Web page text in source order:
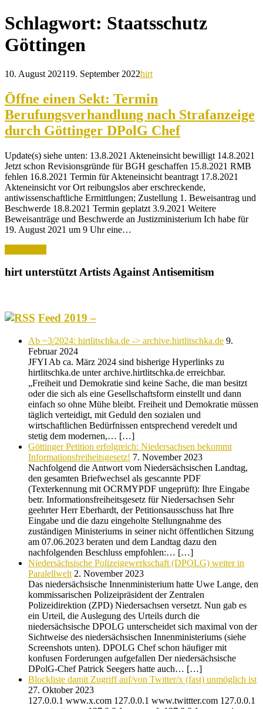
Schlagwort: Staatsschutz
Göttingen
10. August 202119. September 2022hirt
Öffne einen Sekt: Termin
Berufungsverhandlung nach Strafanzeige
durch Göttinger DPolG Chef
Update(s) siehe unten: 13.8.2021 Akteneinsicht bewilligt 14.8.2021
Jetzt schon Revisionsgründe für BGH geschaffen 15.8.2021 RMB
fehlen 16.8.2021 Termin für Akteneinsicht beantragt 17.8.2021
Akteneinsicht vor Ort reibungslos aber erschreckende,
antiwissenschaftliche Ermittlungen; Zustellung 1. Beweisantrag und
Beschwerde 18.8.2021 Termin geplatzt 3.9.2021 Weitere
Beweisanträge und Beschwerde an Justizministerium Ich habe für
19. August 2021 um 9 Uhr eine…
hirt unterstützt Artists Against Antisemitism
Feed 2019 –
Ab ~3/2024: hirtlitschka.de -> archive.hirtlitschka.de 9.
Februar 2024
JFYI Ab ca. März 2024 sind bisherige Hyperlinks zu
hirtlitschka.de unter archive.hirtlitschka.de erreichbar.
„Freiheit und Demokratie sind keine Sache, die man besitzt
oder die sich als eine Gesellschaftsform einstellt und dann
einfach so ohne Mühe bleibt. Freiheit und Demokratie müssen
täglich verteidigt, mit Geduld den sozialen und
wirtschaftlichen Bedürfnissen entsprechend veredelt und
stetig dem modernen,… […]
Göttinger Petition erfolgreich: Niedersachsen bekommt
Informationsfreiheitsgesetz! 7. November 2023
Nachfolgend die Antwort vom Niedersächsischen Landtag,
den gesamten Briefwechsel als gescannte PDF
(Texterkennung mit OCRMYPDF ungeprüft): Ihre Eingabe
betr. Informationsfreiheitsgesetz für Niedersachsen Sehr
geehrter Herr Eberhardt, der Petitionsausschuss hat Ihre
Eingabe und die dazu eingeholte Stellungnahme des
zuständigen Ministeriums in seiner nicht öffentlichen Sitzung
am 07.06.2023 beraten und dem Landtag dazu den
nachfolgenden Beschluss empfohlen:… […]
Niedersächsische Polizeigewerkschaft (DPOLG) weiter in
Paralellwelt 2. November 2023
Das niedersächsische Innenministerium hatte Uwe Lange, den
kommissarischen Polizeipräsident der Zentralen
Polizeidirektion (ZPD) Niedersachsen versetzt. Nun gab es
ein Urteil, die Auslegung des Urteils durch die
niedersächsische DPOLG unterscheidet sich maximal von der
Sichtweise des niedersächsischen Innenministeriums (siehe
Screenshots unten). DPOLG Chef schon häufiger mit
konfusen Forderungen aufgefallen Der niedersächsische
DPolG-Chef Patrick Seegers hatte auch… […]
Blockliste damit Zugriff auf/von Twitter/x (fast) unmöglich ist
27. Oktober 2023
127.0.0.1 www.x.com 127.0.0.1 www.twittter.com 127.0.0.1